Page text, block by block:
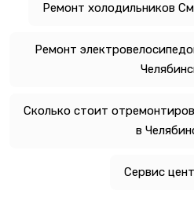
Ремонт холодильников
Ремонт
Сколько стоит
в
Сервис